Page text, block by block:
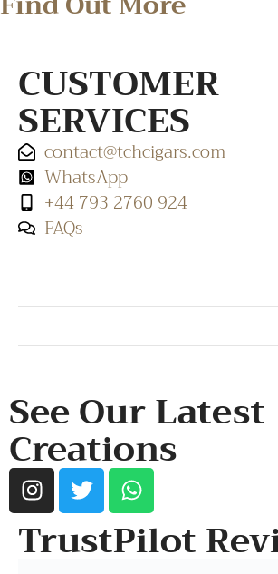
CUSTOMER
SERVICES
contact@tchcigars.com
WhatsApp
+44 793 2760 924
FAQs
See Our Latest
Creations
TrustPilot